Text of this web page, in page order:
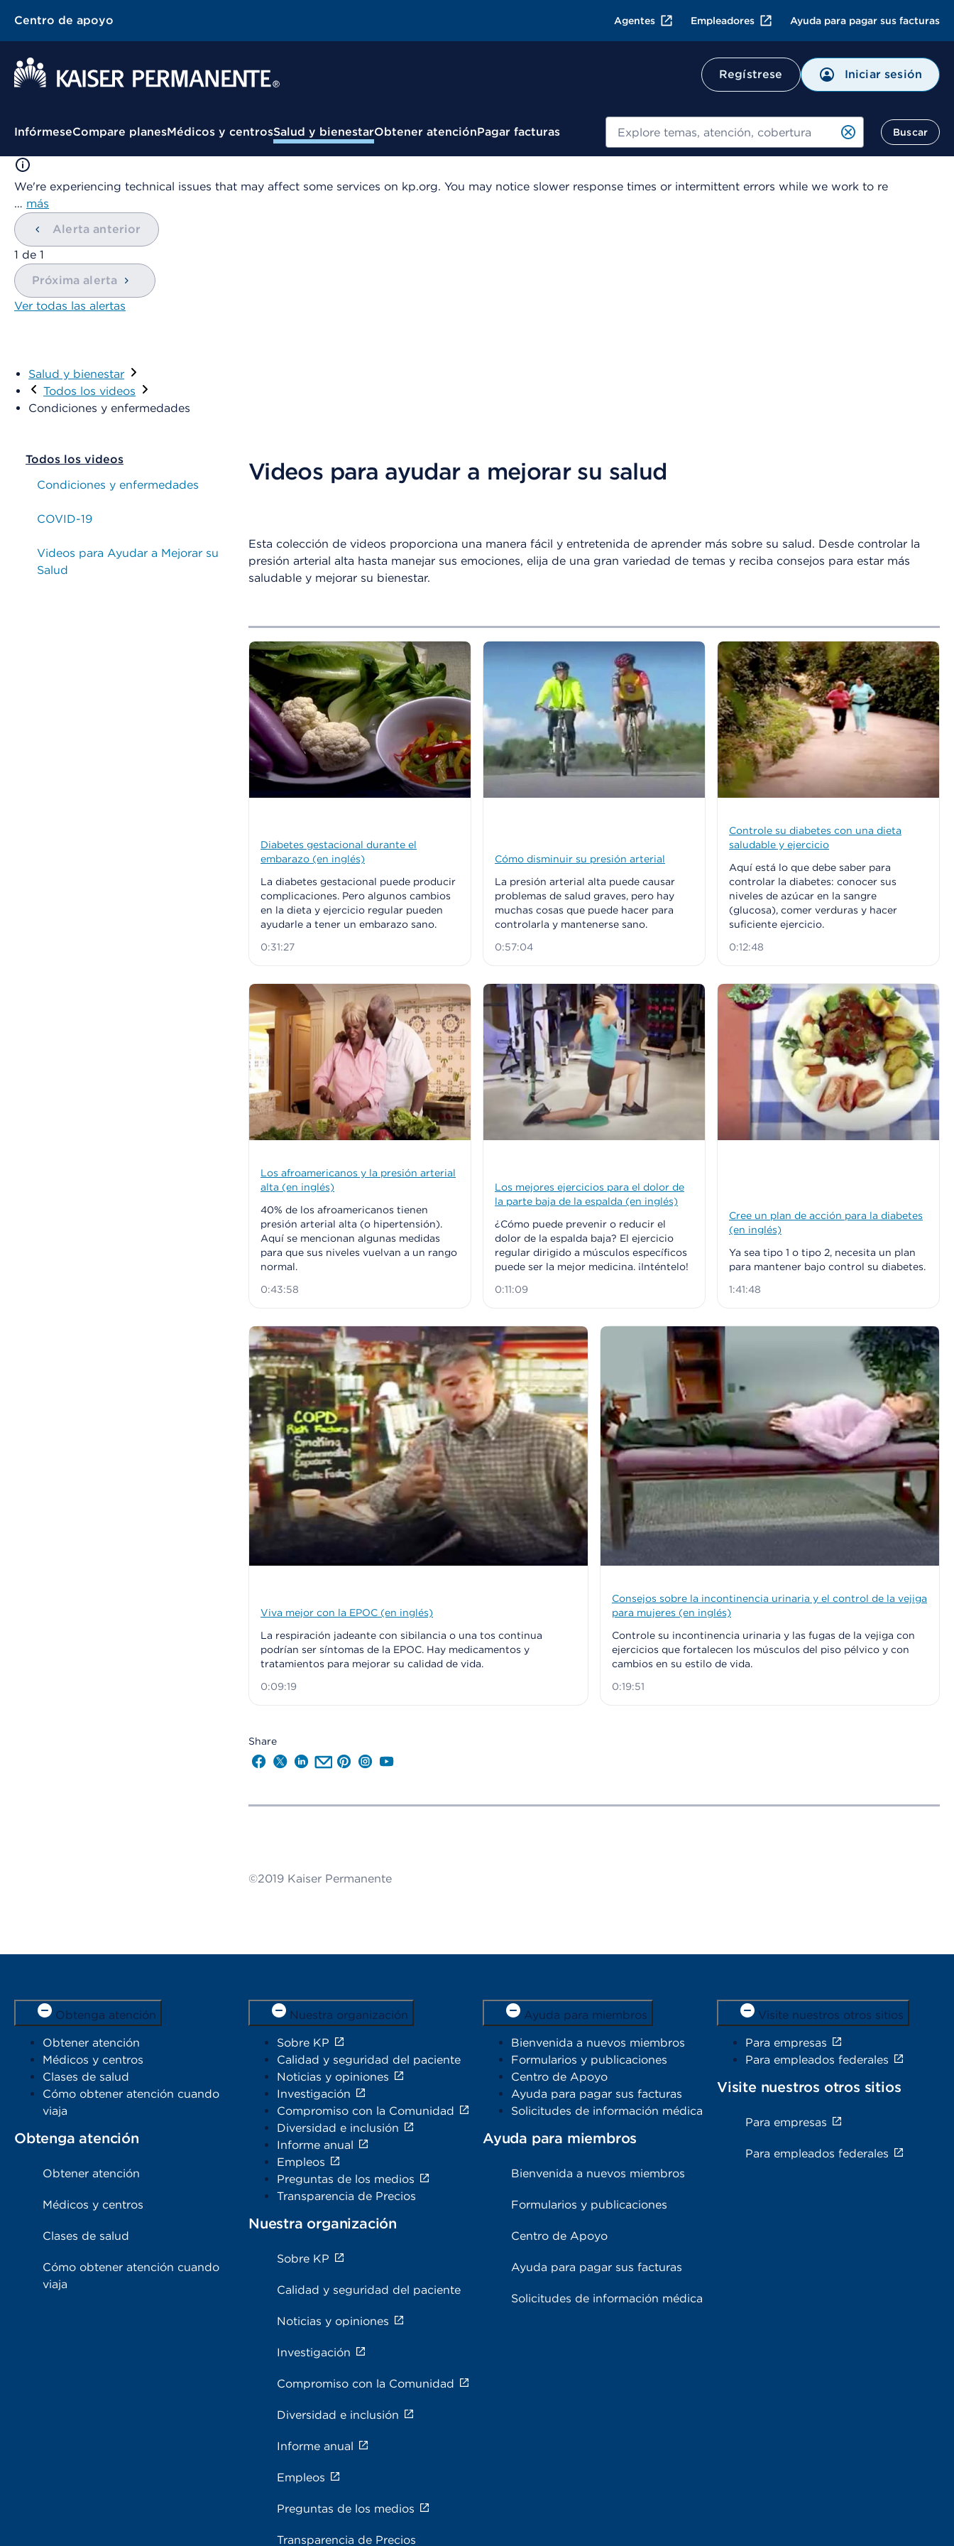
Centro de apoyo Agentes Empleadores Ayuda para pagar sus facturas
Regístrese Iniciar sesión
Menú contextual
InfórmeseCompare planesMédicos y centrosSalud y bienestarObtener atenciónPagar facturas Buscar
Buscar
We're experiencing technical issues that may affect some services on kp.org. You may notice slower response times or intermittent errors while we work to re
… más
Alerta anterior
mostrando
1 de 1
Próxima alerta
Ver todas las alertas
Salud y bienestar
Todos los videos
Condiciones y enfermedades
Todos los videos
Condiciones y enfermedades
COVID-19
Videos para Ayudar a Mejorar su
Salud
Videos para ayudar a mejorar su salud
Esta colección de videos proporciona una manera fácil y entretenida de aprender más sobre su salud. Desde controlar la
presión arterial alta hasta manejar sus emociones, elija de una gran variedad de temas y reciba consejos para estar más
saludable y mejorar su bienestar.
Diabetes gestacional durante el
embarazo (en inglés)
La diabetes gestacional puede producir
complicaciones. Pero algunos cambios
en la dieta y ejercicio regular pueden
ayudarle a tener un embarazo sano.
0:31:27
Cómo disminuir su presión arterial
La presión arterial alta puede causar
problemas de salud graves, pero hay
muchas cosas que puede hacer para
controlarla y mantenerse sano.
0:57:04
Controle su diabetes con una dieta
saludable y ejercicio
Aquí está lo que debe saber para
controlar la diabetes: conocer sus
niveles de azúcar en la sangre
(glucosa), comer verduras y hacer
suficiente ejercicio.
0:12:48
Los afroamericanos y la presión arterial
alta (en inglés)
40% de los afroamericanos tienen
presión arterial alta (o hipertensión).
Aquí se mencionan algunas medidas
para que sus niveles vuelvan a un rango
normal.
0:43:58
Los mejores ejercicios para el dolor de
la parte baja de la espalda (en inglés)
¿Cómo puede prevenir o reducir el
dolor de la espalda baja? El ejercicio
regular dirigido a músculos específicos
puede ser la mejor medicina. ¡Inténtelo!
0:11:09
Cree un plan de acción para la diabetes
(en inglés)
Ya sea tipo 1 o tipo 2, necesita un plan
para mantener bajo control su diabetes.
1:41:48
Viva mejor con la EPOC (en inglés)
La respiración jadeante con sibilancia o una tos continua
podrían ser síntomas de la EPOC. Hay medicamentos y
tratamientos para mejorar su calidad de vida.
0:09:19
Consejos sobre la incontinencia urinaria y el control de la vejiga
para mujeres (en inglés)
Controle su incontinencia urinaria y las fugas de la vejiga con
ejercicios que fortalecen los músculos del piso pélvico y con
cambios en su estilo de vida.
0:19:51
Share
Follow us on Facebook
Follow us on X
Follow us on LinkedIn
Send us an Email
Follow us on Pinterest
Follow us on Instagram
Follow us on YouTube
©2019 Kaiser Permanente
Obtenga atención
Obtener atención
Médicos y centros
Clases de salud
Cómo obtener atención cuando
viaja
Obtenga atención
Obtener atención
Médicos y centros
Clases de salud
Cómo obtener atención cuando
viaja
Nuestra organización
Sobre KP
Calidad y seguridad del paciente
Noticias y opiniones
Investigación
Compromiso con la Comunidad
Diversidad e inclusión
Informe anual
Empleos
Preguntas de los medios
Transparencia de Precios
Nuestra organización
Sobre KP
Calidad y seguridad del paciente
Noticias y opiniones
Investigación
Compromiso con la Comunidad
Diversidad e inclusión
Informe anual
Empleos
Preguntas de los medios
Transparencia de Precios
Ayuda para miembros
Bienvenida a nuevos miembros
Formularios y publicaciones
Centro de Apoyo
Ayuda para pagar sus facturas
Solicitudes de información médica
Ayuda para miembros
Bienvenida a nuevos miembros
Formularios y publicaciones
Centro de Apoyo
Ayuda para pagar sus facturas
Solicitudes de información médica
Visite nuestros otros sitios
Para empresas
Para empleados federales
Visite nuestros otros sitios
Para empresas
Para empleados federales